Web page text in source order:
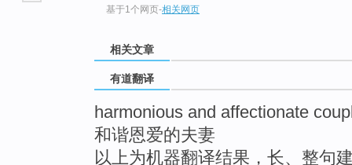
基于1个网页-相关网页
相关文章
有道翻译
harmonious and affectionate
和谐恩爱的夫妻
以上为机器翻译结果，长、整句